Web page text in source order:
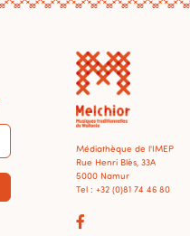
Médiathèque de l'IMEP
Rue Henri Blès, 33A
5000 Namur
Tel : +32 (0)81 74 46 80